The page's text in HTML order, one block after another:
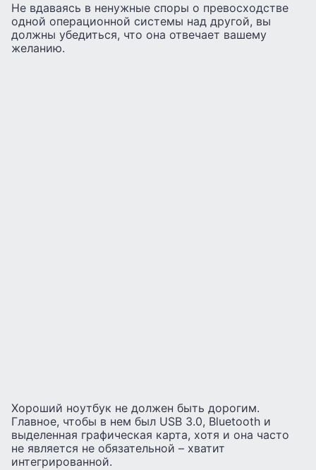
Не вдаваясь в ненужные споры о превосходстве
одной операционной системы над другой, вы
должны убедиться, что она отвечает вашему
желанию.
Хороший ноутбук не должен быть дорогим.
Главное, чтобы в нем был USB 3.0, Bluetooth и
выделенная графическая карта, хотя и она часто
не является не обязательной – хватит
интегрированной.